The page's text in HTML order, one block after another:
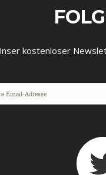
kostenloser